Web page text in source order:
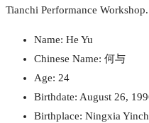
Tianchi Performance Workshop.
Name: He Yu
Chinese Name: 何与
Age: 24
Birthdate: August 26,
Birthplace: Ningxia